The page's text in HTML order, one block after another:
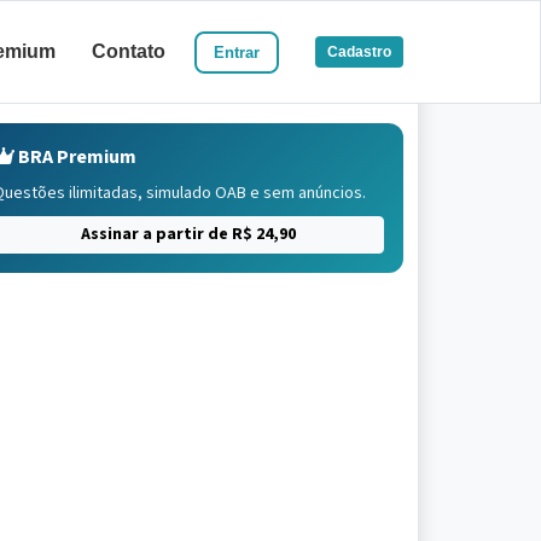
Contato Entrar Cadastro
BRA Premium
ilimitadas, simulado OAB e sem anúncios.
Assinar a partir de R$ 24,90